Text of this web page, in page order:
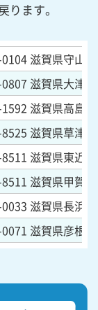
ます。
滋賀県守山
滋賀県大津
滋賀県高島
滋賀県草津
滋賀県東近
滋賀県甲賀
滋賀県長浜
滋賀県彦根